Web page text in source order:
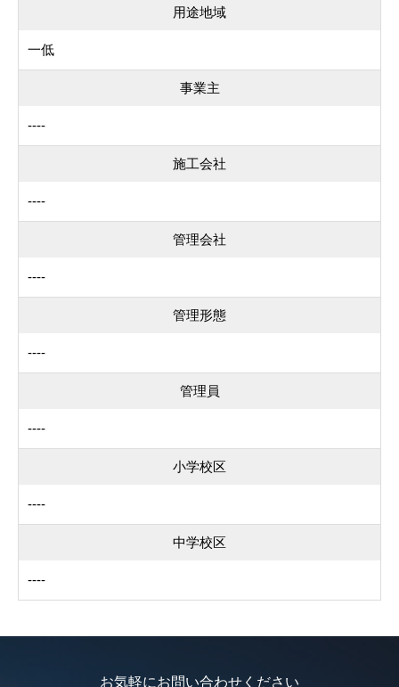
用途地域
一低
事業主
----
施工会社
----
管理会社
----
管理形態
----
管理員
----
小学校区
----
中学校区
----
お気軽にお問い合わせください